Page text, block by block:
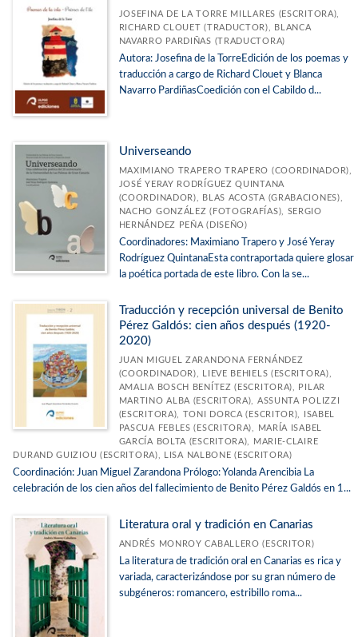
JOSEFINA DE LA TORRE MILLARES (ESCRITORA),
RICHARD CLOUET (TRADUCTOR), BLANCA
NAVARRO PARDIÑAS (TRADUCTORA)
Autora: Josefina de la TorreEdición de los poemas y
traducción a cargo de Richard Clouet y Blanca
Navarro PardiñasCoedición con el Cabildo d...
Universeando
MAXIMIANO TRAPERO TRAPERO (COORDINADOR),
JOSÉ YERAY RODRÍGUEZ QUINTANA
(COORDINADOR), BLAS ACOSTA (GRABACIONES),
NACHO GONZÁLEZ (FOTOGRAFÍAS), SERGIO
HERNÁNDEZ PEÑA (DISEÑO)
Coordinadores: Maximiano Trapero y José Yeray
Rodríguez QuintanaEsta contraportada quiere glosar
la poética portada de este libro. Con la se...
Traducción y recepción universal de Benito
Pérez Galdós: cien años después (1920-
2020)
JUAN MIGUEL ZARANDONA FERNÁNDEZ
(COORDINADOR), LIEVE BEHIELS (ESCRITORA),
AMALIA BOSCH BENÍTEZ (ESCRITORA), PILAR
MARTINO ALBA (ESCRITORA), ASSUNTA POLIZZI
(ESCRITORA), TONI DORCA (ESCRITOR), ISABEL
PASCUA FEBLES (ESCRITORA), MARÍA ISABEL
GARCÍA BOLTA (ESCRITORA), MARIE-CLAIRE
DURAND GUIZIOU (ESCRITORA), LISA NALBONE (ESCRITORA)
Coordinación: Juan Miguel Zarandona Prólogo: Yolanda Arencibia La
celebración de los cien años del fallecimiento de Benito Pérez Galdós en 1...
Literatura oral y tradición en Canarias
ANDRÉS MONROY CABALLERO (ESCRITOR)
La literatura de tradición oral en Canarias es rica y
variada, caracterizándose por su gran número de
subgéneros: romancero, estribillo roma...